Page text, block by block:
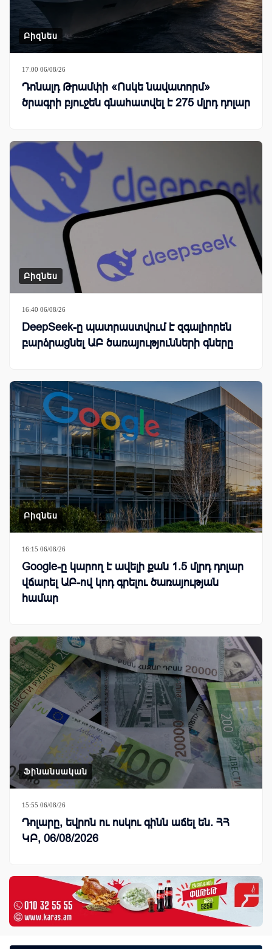
Բիզնես
17:00 06/08/26
Դոնալդ Թրամփի «Ոսկե նավատորմ»
ծրագրի բյուջեն գնահատվել է 275 մլրդ դոլար
Բիզնես
16:40 06/08/26
DeepSeek-ը պատրաստվում է զգալիորեն
բարձրացնել ԱԲ ծառայությունների գները
Բիզնես
16:15 06/08/26
Google-ը կարող է ավելի քան 1.5 մլրդ դոլար
վճարել ԱԲ-ով կոդ գրելու ծառայության
համար
Ֆինանսական
15:55 06/08/26
Դոլարը, եվրոն ու ոսկու գինն աճել են. ՀՀ
ԿԲ, 06/08/2026